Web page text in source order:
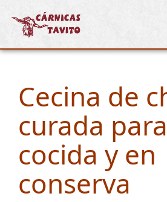
Cecina de
curada
cocida y en
conserva